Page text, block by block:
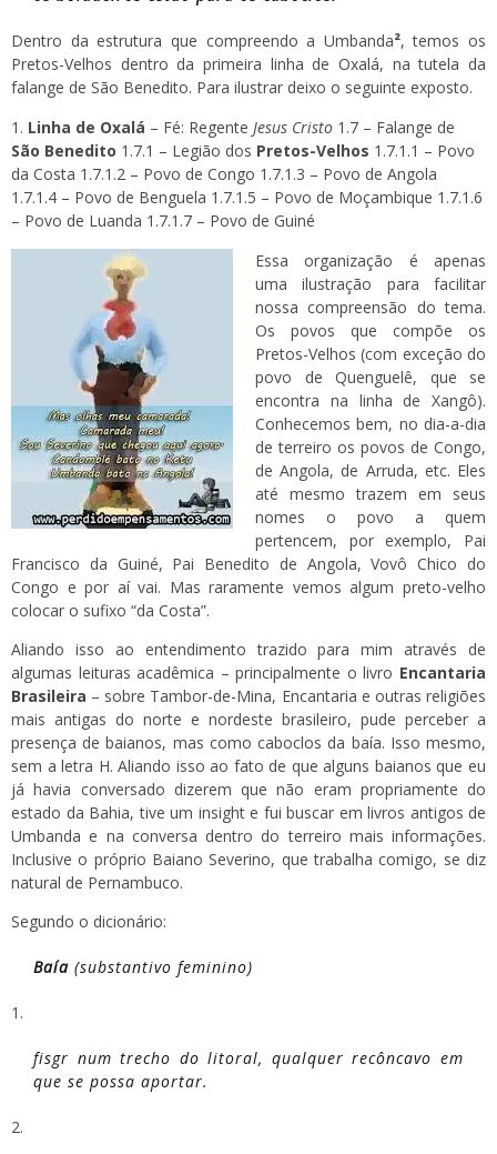
Dentro da estrutura que compreendo a Umbanda², temos os
Pretos-Velhos dentro da primeira linha de Oxalá, na tutela da
falange de São Benedito. Para ilustrar deixo o seguinte exposto.
Linha de Oxalá – Fé: Regente Jesus Cristo 1.7 – Falange de
São Benedito 1.7.1 – Legião dos Pretos-Velhos 1.7.1.1 – Povo
da Costa 1.7.1.2 – Povo de Congo 1.7.1.3 – Povo de Angola
1.7.1.4 – Povo de Benguela 1.7.1.5 – Povo de Moçambique 1.7.1.6
– Povo de Luanda 1.7.1.7 – Povo de Guiné
Essa organização é apenas
uma ilustração para facilitar
nossa compreensão do tema.
Os povos que compõe os
Pretos-Velhos (com exceção do
povo de Quenguelê, que se
encontra na linha de Xangô).
Conhecemos bem, no dia-a-dia
de terreiro os povos de Congo,
de Angola, de Arruda, etc. Eles
até mesmo trazem em seus
nomes o povo a quem
pertencem, por exemplo, Pai
Francisco da Guiné, Pai Benedito de Angola, Vovô Chico do
Congo e por aí vai. Mas raramente vemos algum preto-velho
colocar o sufixo “da Costa”.
Aliando isso ao entendimento trazido para mim através de
algumas leituras acadêmica – principalmente o livro Encantaria
Brasileira – sobre Tambor-de-Mina, Encantaria e outras religiões
mais antigas do norte e nordeste brasileiro, pude perceber a
presença de baianos, mas como caboclos da baía. Isso mesmo,
sem a letra H. Aliando isso ao fato de que alguns baianos que eu
já havia conversado dizerem que não eram propriamente do
estado da Bahia, tive um insight e fui buscar em livros antigos de
Umbanda e na conversa dentro do terreiro mais informações.
Inclusive o próprio Baiano Severino, que trabalha comigo, se diz
natural de Pernambuco.
Segundo o dicionário:
Baía (substantivo feminino)
fisgr num trecho do litoral, qualquer recôncavo em
que se possa aportar.